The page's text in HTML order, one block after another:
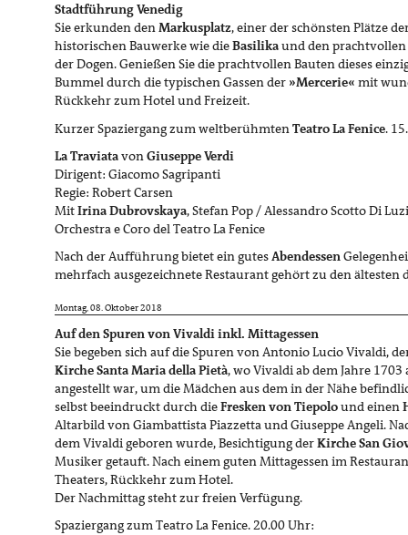
Stadtführung Venedig
Sie erkunden denMarkusplatz, einer der schönsten Plätze
historischen Bauwerke wie dieBasilikaund den prachtvollen
der Dogen. Genießen Sie die prachtvollen Bauten dieses
Bummel durch die typischen Gassen der »Mercerie« mit
Rückkehr zum Hotel und Freizeit.
Kurzer Spaziergang zum weltberühmtenTeatro La Fenice.
La TraviatavonGiuseppe Verdi
Dirigent: Giacomo Sagripanti
Regie: Robert Carsen
MitIrinaDubrovskaya, Stefan Pop / Alessandro Scotto Di
Orchestra e Coro del Teatro La Fenice
Nach der Aufführung bietet ein gutesAbendessen
mehrfach ausgezeichnete Restaurant gehört zu den ältesten
Montag, 08. Oktober 2018
Auf den Spuren von Vivaldi inkl. Mittagessen
Sie begeben sich auf die Spuren von Antonio Lucio Vivaldi,
Kirche Santa Maria della Pietà, wo Vivaldi ab dem Jahre
angestellt war, um die Mädchen aus dem in der Nähe
selbst beeindruckt durch dieFresken von Tiepolound einen
Altarbild von Giambattista Piazzetta und Giuseppe Angeli.
dem Vivaldi geboren wurde, Besichtigung derKirche San
Musiker getauft. Nach einem guten Mittagessen im
Theaters, Rückkehr zum Hotel.
Der Nachmittag steht zur freien Verfügung.
Spaziergang zum Teatro La Fenice. 20.00 Uhr: